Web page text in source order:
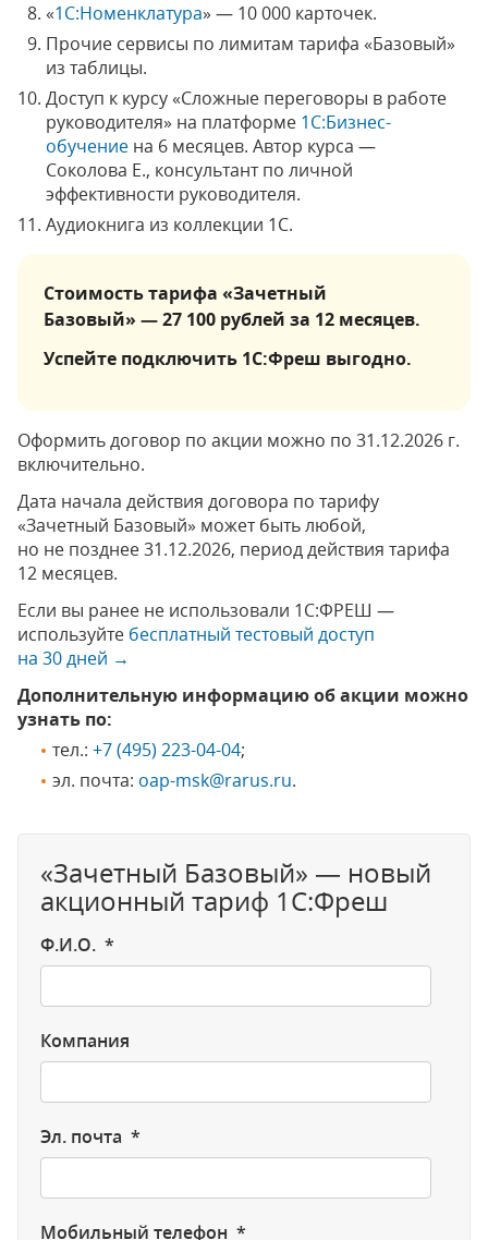
«1С:Номенклатура» — 10 000 карточек.
Прочие сервисы по лимитам тарифа «Базовый»
из таблицы.
Доступ к курсу «Сложные переговоры в работе
руководителя» на платформе 1С:Бизнес-
обучение на 6 месяцев. Автор курса —
Соколова Е., консультант по личной
эффективности руководителя.
Аудиокнига из коллекции 1С.
Стоимость тарифа «Зачетный
Базовый» — 27 100 рублей за 12 месяцев.
Успейте подключить 1С:Фреш выгодно.
Оформить договор по акции можно по 31.12.2026 г.
включительно.
Дата начала действия договора по тарифу
«Зачетный Базовый» может быть любой,
но не позднее 31.12.2026, период действия тарифа
12 месяцев.
Если вы ранее не использовали 1С:ФРЕШ —
используйте бесплатный тестовый доступ
на 30 дней →
Дополнительную информацию об акции можно
узнать по:
тел.: +7 (495) 223-04-04;
эл. почта: oap-msk@rarus.ru.
«Зачетный Базовый» — новый
акционный тариф 1С:Фреш
Ф.И.О. *
Компания
Эл. почта *
Мобильный телефон *